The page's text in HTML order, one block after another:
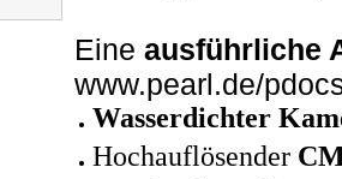
Eine ausführliche
www.pearl.de/
Wasserdichter
Hochauflösender